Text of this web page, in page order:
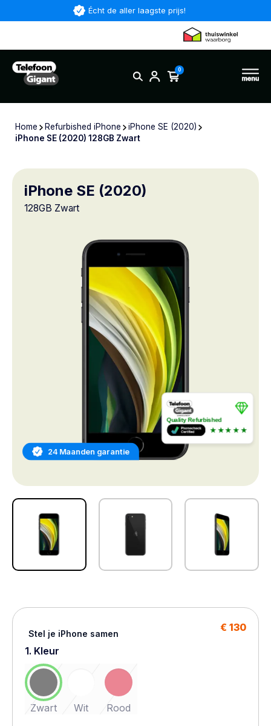
Écht de aller laagste prijs!
0
Home Refurbished iPhone
iPhone SE (2020)
iPhone SE (2020) 128GB Zwart
24 Maanden garantie
iPhone SE (2020)
128GB Zwart
Quality Refurbished
★★★★★
Stel je iPhone samen
€ 130
1. Kleur
Zwart Wit Rood